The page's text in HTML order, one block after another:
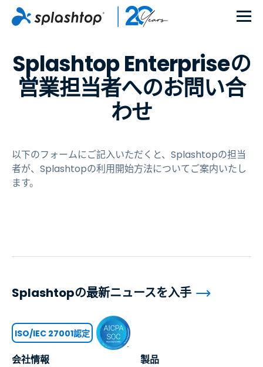
Splashtop Enterpriseの
営業担当者へのお問い合
わせ
以下のフォームにご記入いただくと、Splashtopの担当
者が、Splashtopの利用開始方法についてご案内いたし
ます。
会社情報 製品
Splashtopの最新ニュースを入手
ISO/IEC 27001認定